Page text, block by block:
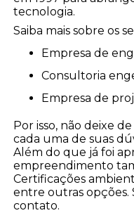
tecnologia.
Saiba mais sobre os
empresa de
consultoria
empresa de
Por isso, não deixe
cada uma de suas
Além do que já foi
empreendimento
Certificações
entre outras opções.
contato.